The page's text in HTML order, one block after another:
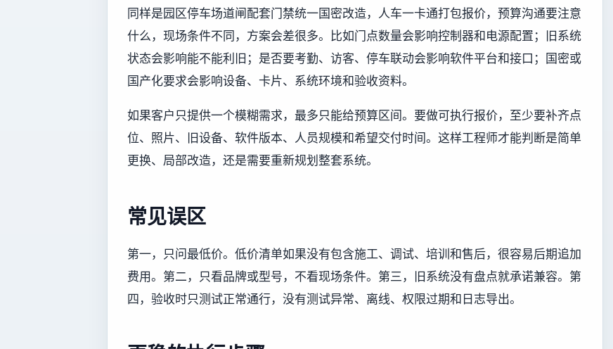
同样是园区停车场道闸配套门禁统一国密改造，人车一卡通打包报价，预算沟通要注意
什么，现场条件不同，方案会差很多。比如门点数量会影响控制器和电源配置；旧系统
状态会影响能不能利旧；是否要考勤、访客、停车联动会影响软件平台和接口；国密或
国产化要求会影响设备、卡片、系统环境和验收资料。
如果客户只提供一个模糊需求，最多只能给预算区间。要做可执行报价，至少要补齐点
位、照片、旧设备、软件版本、人员规模和希望交付时间。这样工程师才能判断是简单
更换、局部改造，还是需要重新规划整套系统。
常见误区
第一，只问最低价。低价清单如果没有包含施工、调试、培训和售后，很容易后期追加
费用。第二，只看品牌或型号，不看现场条件。第三，旧系统没有盘点就承诺兼容。第
四，验收时只测试正常通行，没有测试异常、离线、权限过期和日志导出。